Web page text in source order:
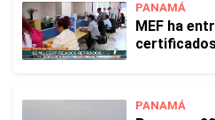
PANAMÁ
MEF ha
PANAMÁ